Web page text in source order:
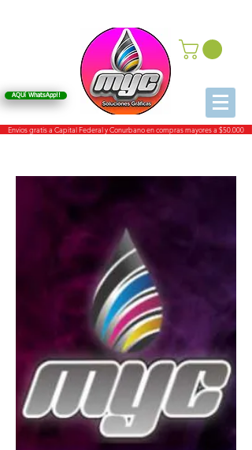
AQUí WhatsApp!!
Envios gratis a Capital Federal y Conurbano en compras mayores a $50.000